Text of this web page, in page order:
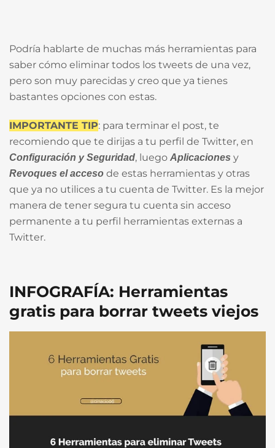
Podría hablarte de muchas más herramientas para
saber cómo eliminar todos los tweets de una vez,
pero son muy parecidas y creo que ya tienes
bastantes opciones con estas.
IMPORTANTE TIP: para terminar el post, te
recomiendo que te dirijas a tu perfil de Twitter, en
Configuración y Seguridad, luego Aplicaciones y
Revoques el acceso de estas herramientas y otras
que ya no utilices a tu cuenta de Twitter. Es la mejor
manera de tener segura tu cuenta sin acceso
permanente a tu perfil herramientas externas a
Twitter.
INFOGRAFÍA: Herramientas
gratis para borrar tweets viejos